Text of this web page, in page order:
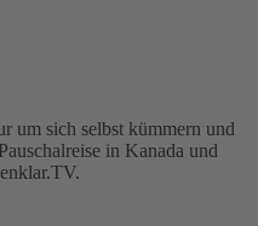
um sich selbst kümmern und
in Kanada und